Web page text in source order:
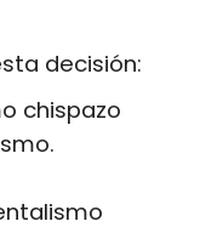
decisión:
chispazo